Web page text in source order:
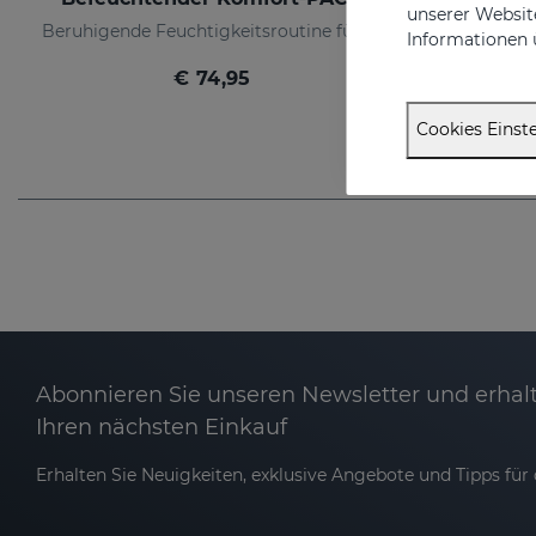
€ 74,95
Abonnieren Sie unseren Newsletter und
Ihren nächsten Einkauf
Erhalten Sie Neuigkeiten, exklusive Angebote und Tipps für
unserer
Informationen
Cookies